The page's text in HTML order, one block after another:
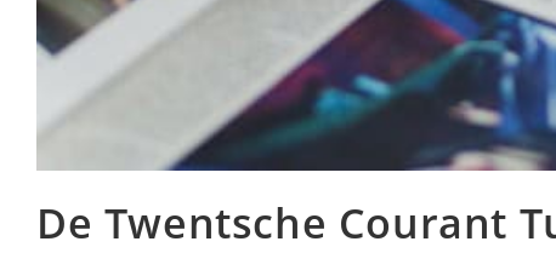
De Twentsche Courant